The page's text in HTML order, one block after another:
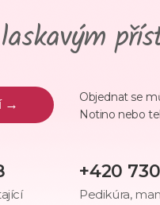
→
Objednat se
Notino nebo
+420
Pedikúra,